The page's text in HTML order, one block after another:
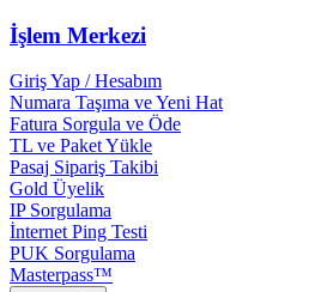
İşlem Merkezi
Giriş Yap / Hesabım
Numara Taşıma ve Yeni Hat
Fatura Sorgula ve Öde
TL ve Paket Yükle
Pasaj Sipariş Takibi
Gold Üyelik
IP Sorgulama
İnternet Ping Testi
PUK Sorgulama
Masterpass™